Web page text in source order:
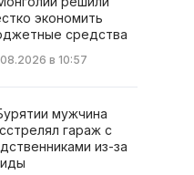
экономить
средства
в 10:57
мужчина
гараж с
из-за